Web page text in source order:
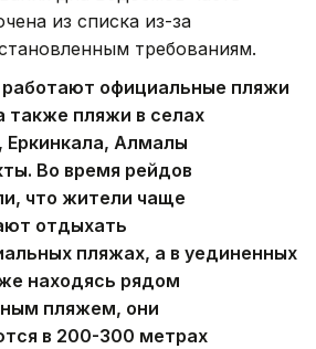
из списка из-за
требованиям.
официальные пляжи
также пляжи в селах
Алмалы
Во время рейдов
что жители чаще
отдыхать
пляжах, а в уединенных
находясь рядом
пляжем, они
в 200-300 метрах